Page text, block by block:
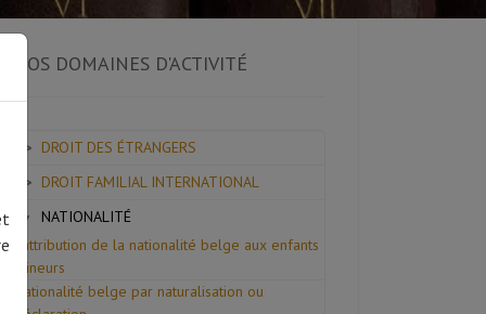
NOS DOMAINES D'ACTIVITÉ
DROIT DES ÉTRANGERS
DROIT FAMILIAL INTERNATIONAL
NATIONALITÉ
L’attribution de la nationalité belge aux enfants
mineurs
Nationalité belge par naturalisation ou